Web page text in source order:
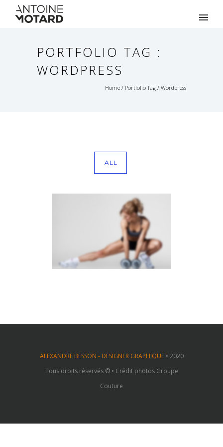
PORTFOLIO TAG :
WORDPRESS
Home / Portfolio Tag / Wordpress
ALL
SIDEBAR SLIDER
Brochures·Photography
ALEXANDRE BESSON - DESIGNER GRAPHIQUE• 2020
Tous droits réservés © • Crédit photos Groupe
Couture